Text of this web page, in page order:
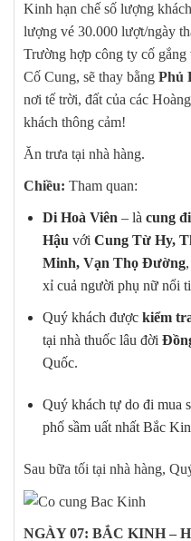
Kinh hạn chế số lượng
lượng vé 30.000 lượt/ngày
Trường hợp công ty cố
Cố Cung, sẽ thay bằng Phủ
nơi tế trời, đất của các
khách thông cảm!
Ăn trưa tại nhà hàng.
Chiều: Tham quan:
Di Hoà Viên– là cung
Hậuvới Cung Từ Hy,
Minh, Vạn Thọ Đường
xỉ cuả người phụ nữ nổi
Quý khách được kiểm
tại nhà thuốc lâu đời
Quốc.
Quý khách tự do đi mua
phố sầm uất nhất Bắc
Sau bữa tối tại nhà hàng,
NGÀY 07: BẮC KINH –